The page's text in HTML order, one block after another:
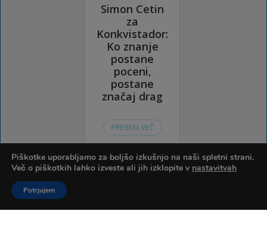
Piškotke uporabljamo za boljšo izkušnjo na naši spletni strani.
Več o piškotkih lahko izveste ali jih izklopite v nastavitvah
Potrjujem